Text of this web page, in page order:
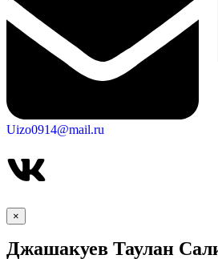
Uizo0914@mail.ru
×
Джашакуев Таулан